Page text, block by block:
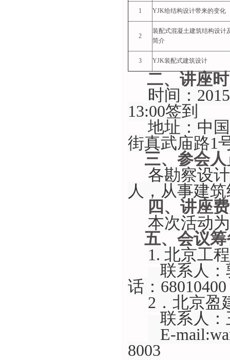
1 YJK给结构设计带来的变化
2
装配式混凝土建筑结构设计
简介
3 YJK装配式建筑设计
二、讲座
时间： 2015
13:00签到
地址：中
街真武庙路1
三、参会人
各勘察设
人，从事建
四、讲座
本次活动
五、会议
1. 北京工
联系人：
话： 68010400
2 ．北京
联系人
E-
8003